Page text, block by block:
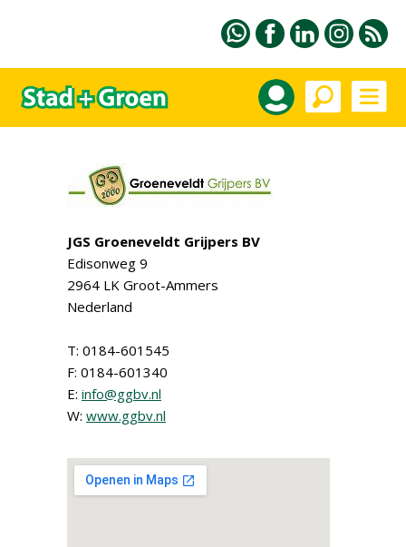
JGS Groeneveldt Grijpers BV
Edisonweg 9
2964 LK Groot-Ammers
Nederland
T: 0184-601545
F: 0184-601340
E: info@ggbv.nl
W: www.ggbv.nl